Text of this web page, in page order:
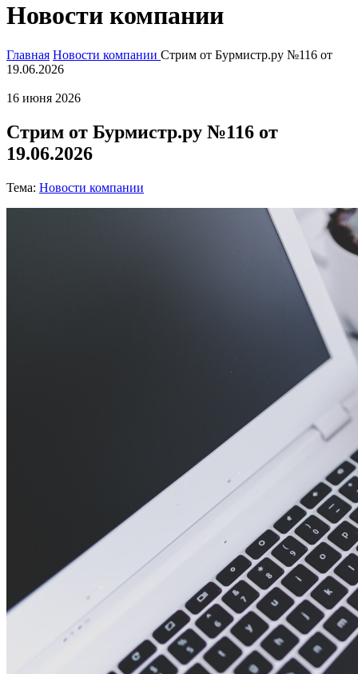
Новости компании
Главная Новости компании Стрим от Бурмистр.ру №116 от
19.06.2026
16 июня 2026
Стрим от Бурмистр.ру №116 от
19.06.2026
Тема: Новости компании